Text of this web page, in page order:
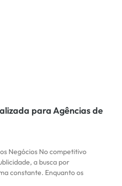
para Agências de
Negócios No competitivo
a busca por
constante. Enquanto os